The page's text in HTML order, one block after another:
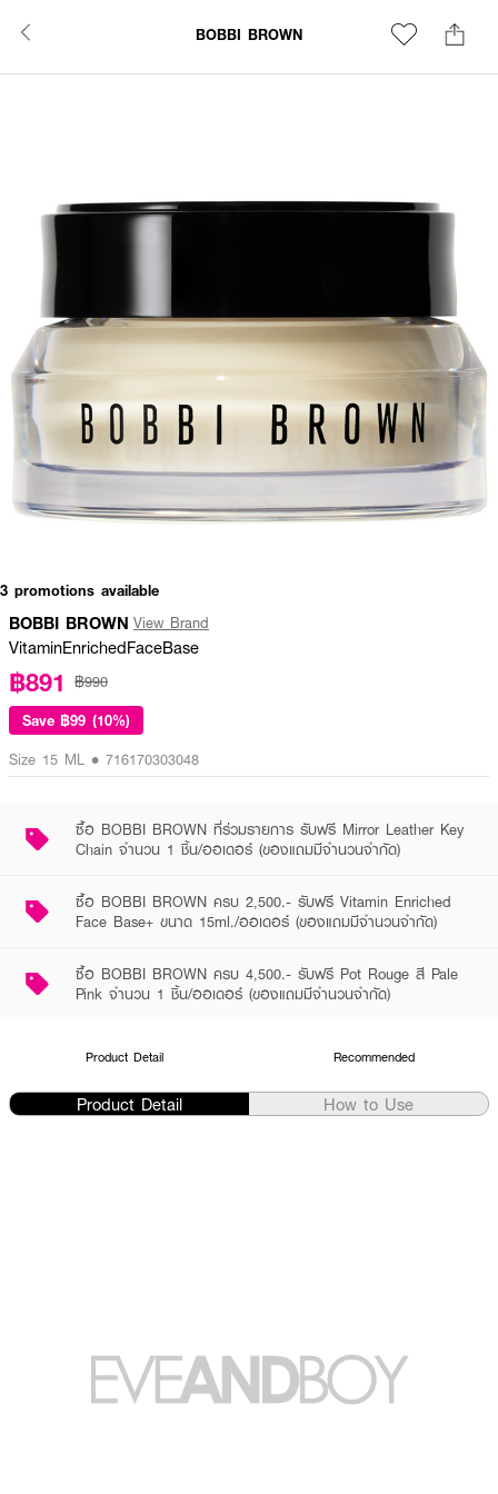
BOBBI BROWN
3 promotions available
BOBBI BROWN View Brand
VitaminEnrichedFaceBase
฿891 ฿990
Save ฿99 (10%)
Size 15 ML • 716170303048
ซื้อ BOBBI BROWN ที่ร่วมรายการ รับฟรี Mirror Leather Key
Chain จำนวน 1 ชิ้น/ออเดอร์ (ของแถมมีจำนวนจำกัด)
ซื้อ BOBBI BROWN ครบ 2,500.- รับฟรี Vitamin Enriched
Face Base+ ขนาด 15ml./ออเดอร์ (ของแถมมีจำนวนจำกัด)
ซื้อ BOBBI BROWN ครบ 4,500.- รับฟรี Pot Rouge สี Pale
Pink จำนวน 1 ชิ้น/ออเดอร์ (ของแถมมีจำนวนจำกัด)
Product Detail Recommended
Product Detail How to Use